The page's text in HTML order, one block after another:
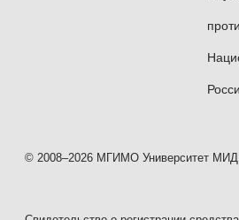
© 2008–2026 МГИМО Университет МИД